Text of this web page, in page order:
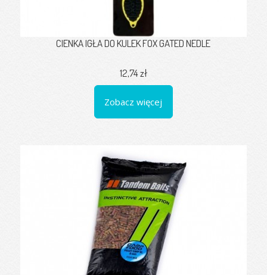
CIENKA IGŁA DO KULEK FOX GATED NEDLE
12,74 zł
Zobacz więcej